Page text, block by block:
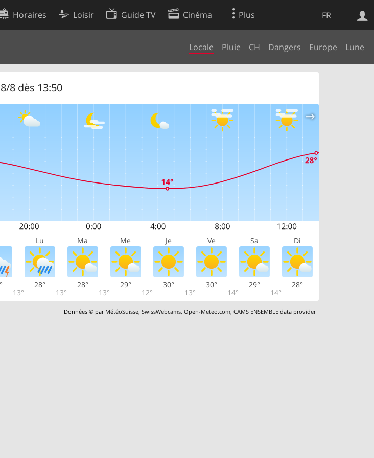
FR
Horaires Loisir Guide TV Cinéma Plus
Locale Pluie CH Dangers Europe Lune
8 dès 13:50
Lu Ma Me Je Ve Sa Di
13°
28°
13°
28°
13°
29°
12°
30°
13°
30°
14°
29°
14°
28°
Données © par MétéoSuisse,SwissWebcams,Open-Meteo.com,CAMS ENSEMBLE data provider
Web
Préférences de cookies